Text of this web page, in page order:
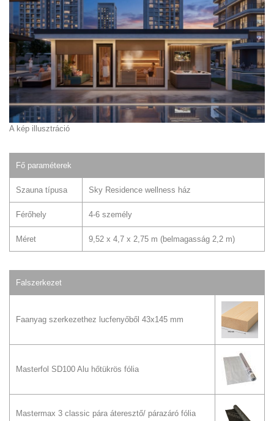
A kép illusztráció
Fő paraméterek
Szauna típusa Sky Residence wellness ház
Férőhely 4-6 személy
Méret 9,52 x 4,7 x 2,75 m (belmagasság 2,2 m)
Falszerkezet
Faanyag szerkezethez lucfenyőből 43x145 mm
Masterfol SD100 Alu hőtükrös fólia
Mastermax 3 classic pára áteresztő/ párazáró fólia